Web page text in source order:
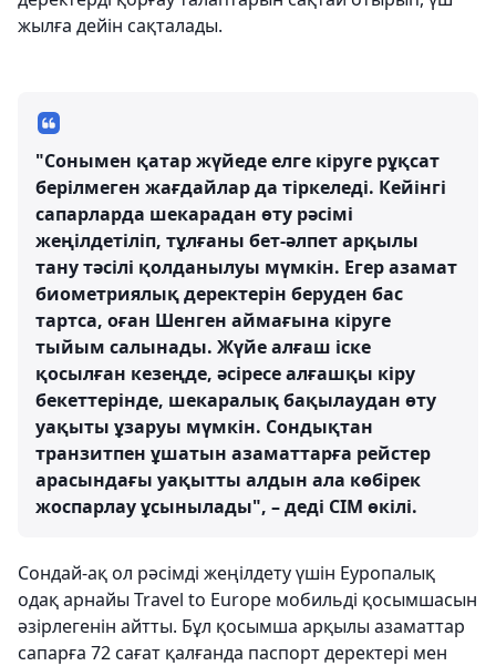
жылға дейін сақталады.
"Сонымен қатар жүйеде елге кіруге рұқсат
берілмеген жағдайлар да тіркеледі. Кейінгі
сапарларда шекарадан өту рәсімі
жеңілдетіліп, тұлғаны бет-әлпет арқылы
тану тәсілі қолданылуы мүмкін. Егер азамат
биометриялық деректерін беруден бас
тартса, оған Шенген аймағына кіруге
тыйым салынады. Жүйе алғаш іске
қосылған кезеңде, әсіресе алғашқы кіру
бекеттерінде, шекаралық бақылаудан өту
уақыты ұзаруы мүмкін. Сондықтан
транзитпен ұшатын азаматтарға рейстер
арасындағы уақытты алдын ала көбірек
жоспарлау ұсынылады", – деді СІМ өкілі.
Сондай-ақ ол рәсімді жеңілдету үшін Еуропалық
одақ арнайы Travel to Europe мобильді қосымшасын
әзірлегенін айтты. Бұл қосымша арқылы азаматтар
сапарға 72 сағат қалғанда паспорт деректері мен